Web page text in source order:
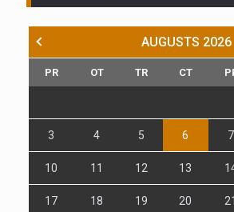
AUGUSTS 2026
PR OT TR CT
3 4 5 6 7
10 11 12 13
17 18 19 20 21